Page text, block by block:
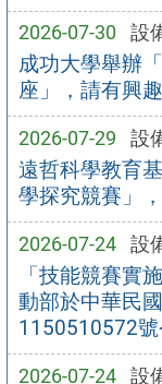
2026-07-30 設
成功大學舉辦
座」，請有興
2026-07-29 設
遠哲科學教育
學探究競賽」
2026-07-24 設
「技能競賽實
動部於中華民
1150510572號
2026-07-24 設